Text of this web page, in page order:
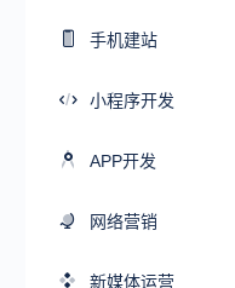
手机建站
小程序开发
APP开发
网络营销
新媒体运营